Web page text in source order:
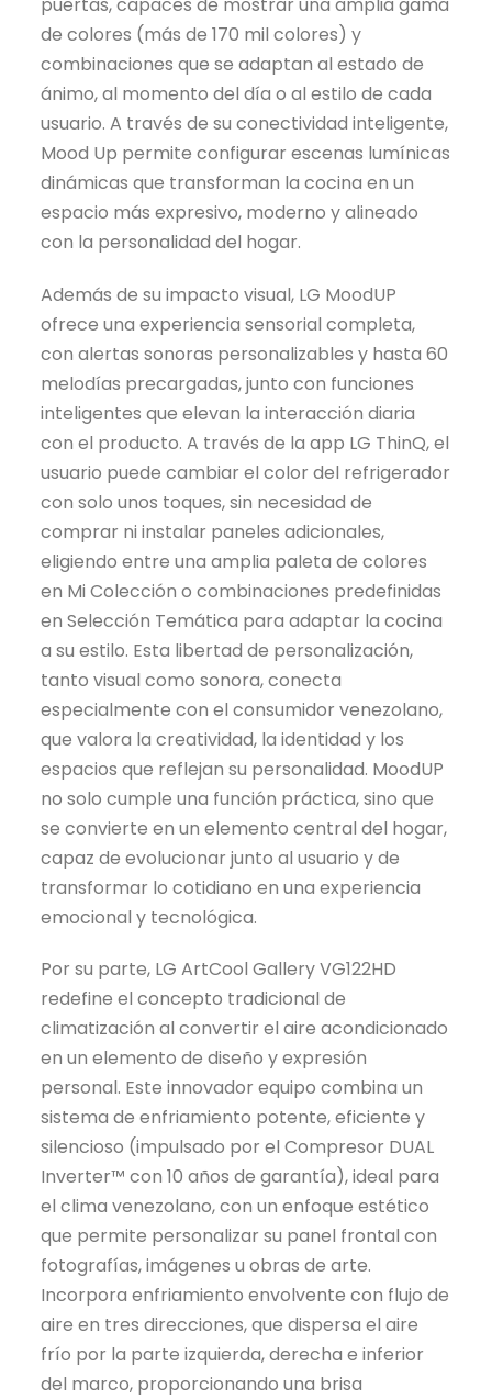
de colores (más de 170 mil colores) y
combinaciones que se adaptan al estado de
ánimo, al momento del día o al estilo de cada
usuario. A través de su conectividad inteligente,
Mood Up permite configurar escenas lumínicas
dinámicas que transforman la cocina en un
espacio más expresivo, moderno y alineado
con la personalidad del hogar.
Además de su impacto visual, LG MoodUP
ofrece una experiencia sensorial completa,
con alertas sonoras personalizables y hasta 60
melodías precargadas, junto con funciones
inteligentes que elevan la interacción diaria
con el producto. A través de la app LG ThinQ, el
usuario puede cambiar el color del refrigerador
con solo unos toques, sin necesidad de
comprar ni instalar paneles adicionales,
eligiendo entre una amplia paleta de colores
en Mi Colección o combinaciones predefinidas
en Selección Temática para adaptar la cocina
a su estilo. Esta libertad de personalización,
tanto visual como sonora, conecta
especialmente con el consumidor venezolano,
que valora la creatividad, la identidad y los
espacios que reflejan su personalidad. MoodUP
no solo cumple una función práctica, sino que
se convierte en un elemento central del hogar,
capaz de evolucionar junto al usuario y de
transformar lo cotidiano en una experiencia
emocional y tecnológica.
Por su parte, LG ArtCool Gallery VG122HD
redefine el concepto tradicional de
climatización al convertir el aire acondicionado
en un elemento de diseño y expresión
personal. Este innovador equipo combina un
sistema de enfriamiento potente, eficiente y
silencioso (impulsado por el Compresor DUAL
Inverter™️ con 10 años de garantía), ideal para
el clima venezolano, con un enfoque estético
que permite personalizar su panel frontal con
fotografías, imágenes u obras de arte.
Incorpora enfriamiento envolvente con flujo de
aire en tres direcciones, que dispersa el aire
frío por la parte izquierda, derecha e inferior
del marco, proporcionando una brisa